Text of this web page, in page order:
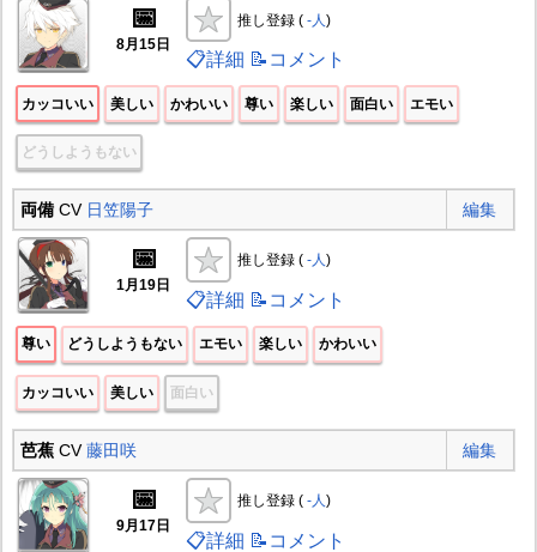
📅
8月15日
推し登録 ( -人 )
📋詳細 📝コメント
カッコいい 美しい かわいい 尊い 楽しい 面白い エモい
どうしようもない
両備CV 日笠陽子 編集
📅
1月19日
推し登録 ( -人)
📋詳細 📝コメント
尊い どうしようもない エモい 楽しい かわいい
カッコいい 美しい 面白い
芭蕉CV藤田咲 編集
📅
9月17日
推し登録 ( -人)
📋詳細 📝コメント